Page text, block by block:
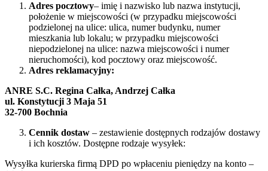
Adres pocztowy– imię i nazwisko lub nazwa instytucji,
położenie w miejscowości (w przypadku miejscowości
podzielonej na ulice: ulica, numer budynku, numer
mieszkania lub lokalu; w przypadku miejscowości
niepodzielonej na ulice: nazwa miejscowości i numer
nieruchomości), kod pocztowy oraz miejscowość.
Adres reklamacyjny:
ANRE S.C. Regina Całka, Andrzej Całka
ul. Konstytucji 3 Maja 51
32-700 Bochnia
Cennik dostaw – zestawienie dostępnych rodzajów dostawy
i ich kosztów. Dostępne rodzaje wysyłek:
Wysyłka kurierska firmą DPD po wpłaceniu pieniędzy na konto –